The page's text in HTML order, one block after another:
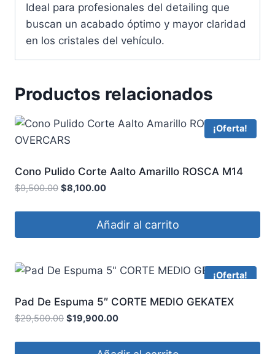
Ideal para profesionales del detailing que
buscan un acabado óptimo y mayor claridad
en los cristales del vehículo.
Productos relacionados
¡Oferta!
Cono Pulido Corte Aalto Amarillo ROSCA M14
OVERCARS
$9,500.00 $8,100.00
Añadir al carrito
¡Oferta!
Pad De Espuma 5″ CORTE MEDIO GEKATEX
$29,500.00 $19,900.00